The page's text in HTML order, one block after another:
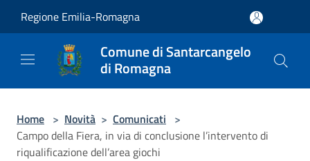
Regione Emilia-Romagna
Comune di Santarcangelo
di Romagna
Home > Novità > Comunicati >
Campo della Fiera, in via di conclusione l’intervento di
riqualificazione dell’area giochi